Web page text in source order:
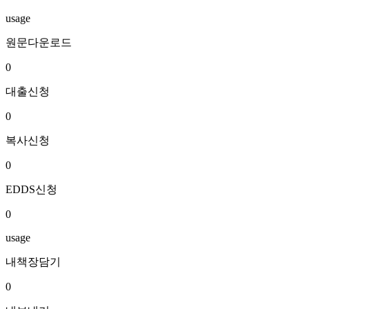
usage
원문다운로드
0
대출신청
0
복사신청
0
EDDS신청
0
usage
내책장담기
0